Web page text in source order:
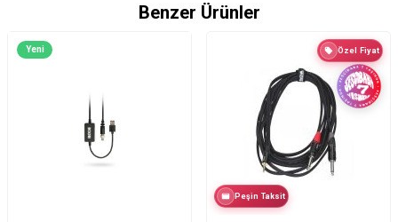
Benzer Ürünler
Yeni Özel Fiyat
Peşin Taksit